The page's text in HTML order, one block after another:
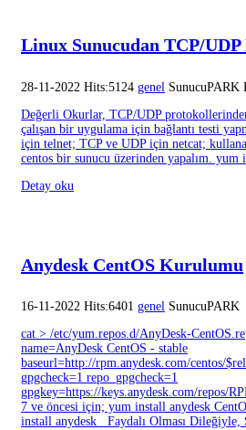
Linux Sunucudan TCP/UDP
28-11-2022 Hits:5124 genel SunucuPARK
Değerli Okurlar, TCP/UDP
çalışan bir uygulama için bağlantı testi
için telnet; TCP ve UDP için netcat;
centos bir sunucu üzerinden yapalım.
Detay oku
Anydesk CentOS Kurulumu
16-11-2022 Hits:6401 genel SunucuPARK
cat > /etc/yum.repos.d/AnyDesk-
name=AnyDesk CentOS - stable
baseurl=http://rpm.anydesk.com/centos/
gpgcheck=1 repo_gpgcheck=1
gpgkey=https://keys.anydesk.com/repos/
7 ve öncesi için; yum install anydesk
install anydesk Faydalı Olması Dileğiyle,